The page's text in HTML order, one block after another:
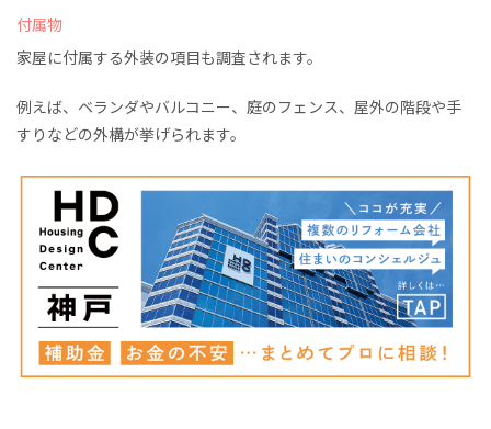
付属物
家屋に付属する外装の項目も調査されます。
例えば、ベランダやバルコニー、庭のフェンス、屋外の階段や手
すりなどの外構が挙げられます。